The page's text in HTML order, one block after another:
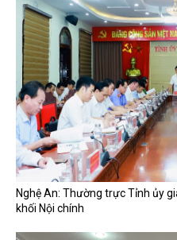
Nghệ An: Thường trực Tỉnh ủy
khối Nội chính